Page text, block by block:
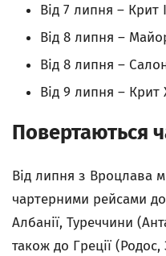
Від 7 липня – Крит
Від 8 липня –
Від 8 липня –
Від 9 липня – Крит
Повертаються
Від липня з Вроцлава
чартерними рейсами до
Албанії, Туреччини
також до Греції (Родос,